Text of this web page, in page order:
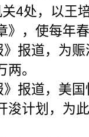
处，以王培
》，使每年
道，为赈
。
道，美国
浚计划，为